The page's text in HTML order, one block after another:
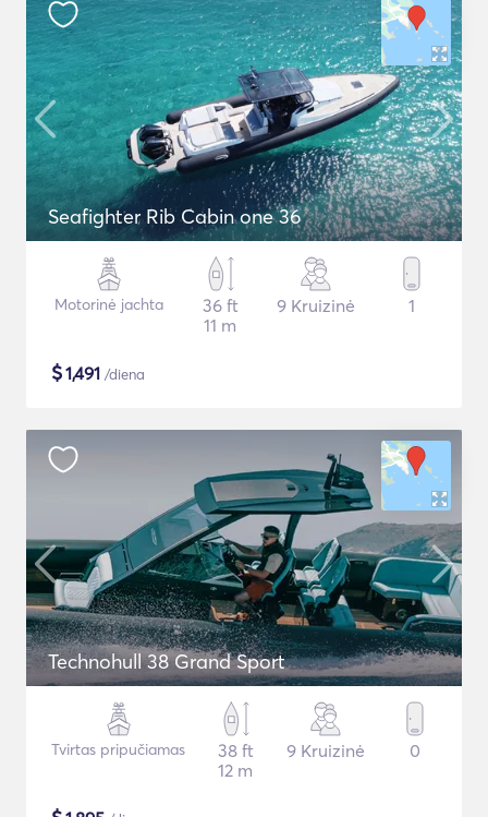
Seafighter Rib Cabin one 36
Motorinė jachta
36 ft
11 m
9 Kruizinė 1
$1,491 /diena
Technohull 38 Grand Sport
Tvirtas pripučiamas
38 ft
12 m
9 Kruizinė 0